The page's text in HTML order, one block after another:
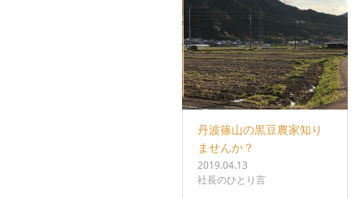
丹波篠山の黒豆農家知り
ませんか？
2019.04.13
社長のひとり言